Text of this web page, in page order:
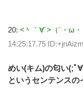
20: <丶｀∀´>（´・ω
14:25:17.75
めい(キム)の匂い(;ﾟ∀
というセンテンスの